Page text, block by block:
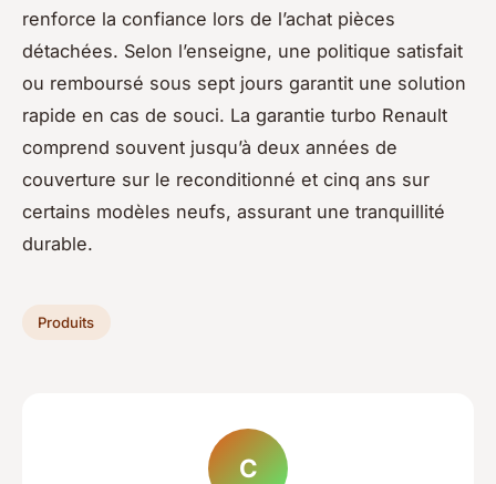
renforce la confiance lors de l’achat pièces
détachées. Selon l’enseigne, une politique satisfait
ou remboursé sous sept jours garantit une solution
rapide en cas de souci. La garantie turbo Renault
comprend souvent jusqu’à deux années de
couverture sur le reconditionné et cinq ans sur
certains modèles neufs, assurant une tranquillité
durable.
Produits
C